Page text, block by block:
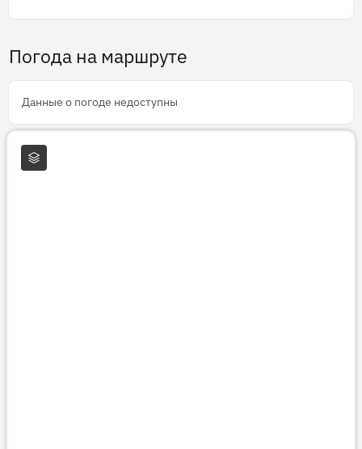
Погода на маршруте
Данные о погоде недоступны